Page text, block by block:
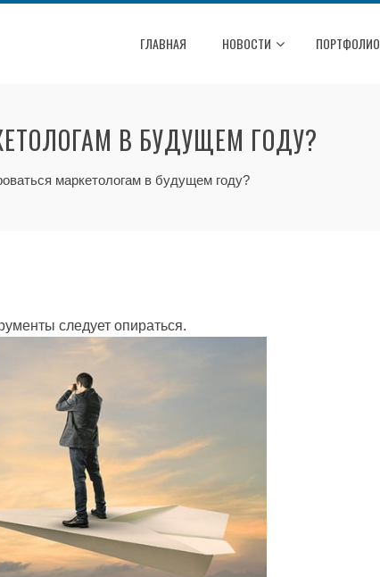
ГЛАВНАЯ НОВОСТИ ПОРТФОЛИО
В БУДУЩЕМ ГОДУ?
маркетологам в будущем году?
следует опираться.